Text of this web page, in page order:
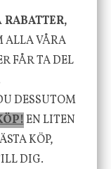
KÖP
och
hem! Med
färgpalett
RABATTER,
ALLA VÅRA
FÅR TA DEL
DESSUTOM
EN LITEN
KÖP,
DIG.